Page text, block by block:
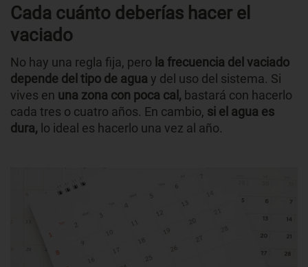
Cada cuánto deberías hacer el
vaciado
No hay una regla fija, pero la frecuencia del vaciado
depende del tipo de agua y del uso del sistema. Si
vives en una zona con poca cal, bastará con hacerlo
cada tres o cuatro años. En cambio, si el agua es
dura, lo ideal es hacerlo una vez al año.